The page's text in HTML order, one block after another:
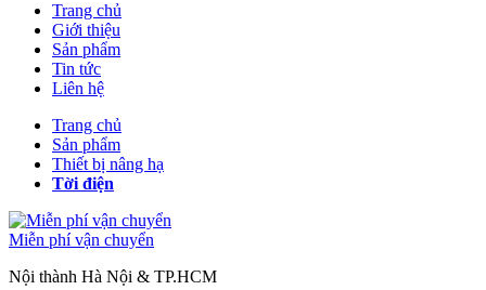
Trang chủ
Giới thiệu
Sản phẩm
Tin tức
Liên hệ
Trang chủ
Sản phẩm
Thiết bị nâng hạ
Tời điện
Miễn phí vận chuyển
Nội thành Hà Nội & TP.HCM